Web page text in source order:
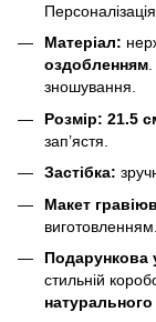
Матеріал:
оздобленням
зношування.
Розмір: 21.5
зап’ястя.
Застібка:
Макет
виготовленням.
Подарункова
стильній